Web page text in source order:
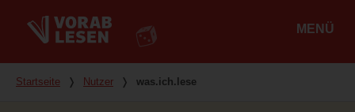
MENÜ
Du bist hier
Startseite ❭ Nutzer ❭ was.ich.lese